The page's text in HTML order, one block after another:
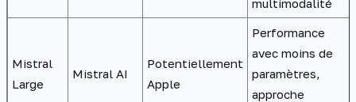
Mistral
Large
Mistral AI
Potentiellement
Apple
Performance
avec moins de
paramètres,
approche